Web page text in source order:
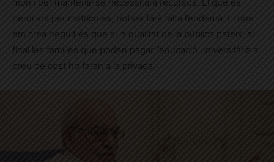
perdi ara per matrícules, potser farà falta l’endemà. El que
em crea neguit és que si la qualitat de la pública pateix, al
final les famílies que poden pagar l’educació universitària a
preu de cost ho faran a la privada.